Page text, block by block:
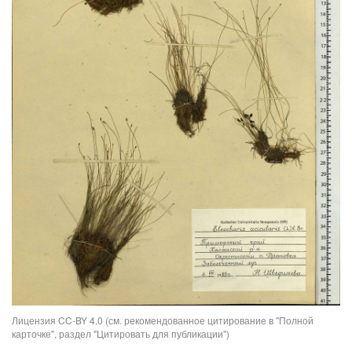
Лицензия CC-BY 4.0 (см. рекомендованное цитирование в "Полной
карточке", раздел "Цитировать для публикации")